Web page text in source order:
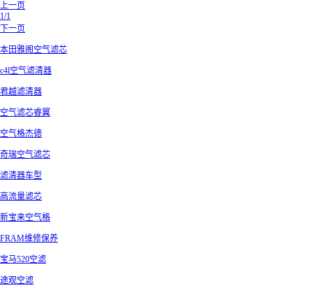
上一页
1/1
下一页
本田雅阁空气滤芯
c4l空气滤清器
君越滤清器
空气滤芯睿翼
空气格杰德
奇瑞空气滤芯
滤清器车型
高流量滤芯
新宝来空气格
FRAM维修保养
宝马520空滤
途观空滤